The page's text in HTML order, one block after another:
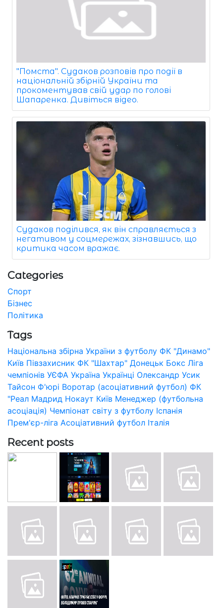
"Помста". Судаков розповів про події в
національній збірній України та
прокоментував свій удар по голові
Шапаренка. Дивіться відео.
Судаков поділився, як він справляється з
негативом у соцмережах, зізнавшись, що
критика часом вражає.
Categories
Спорт
Бізнес
Політика
Tags
Національна збірна України з футболу ФК "Динамо"
Київ Півзахисник ФК "Шахтар" Донецьк Бокс Ліга
чемпіонів УЄФА Україна Українці Олександр Усик
Тайсон Ф'юрі Воротар (асоціативний футбол) ФК
"Реал Мадрид Нокаут Київ Менеджер (футбольна
асоціація) Чемпіонат світу з футболу Іспанія
Прем'єр-ліга Асоціативний футбол Італія
Recent posts